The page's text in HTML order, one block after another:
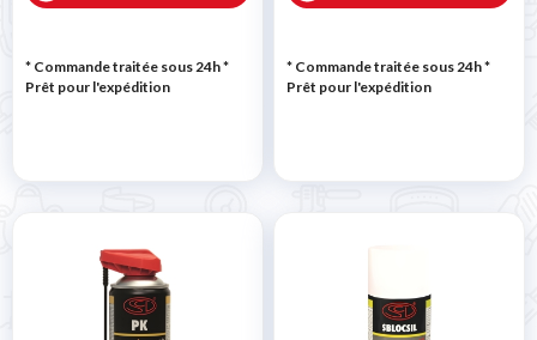
* Commande traitée sous 24h*
Prêt pour l'expédition
* Commande traitée sous 24h*
Prêt pour l'expédition